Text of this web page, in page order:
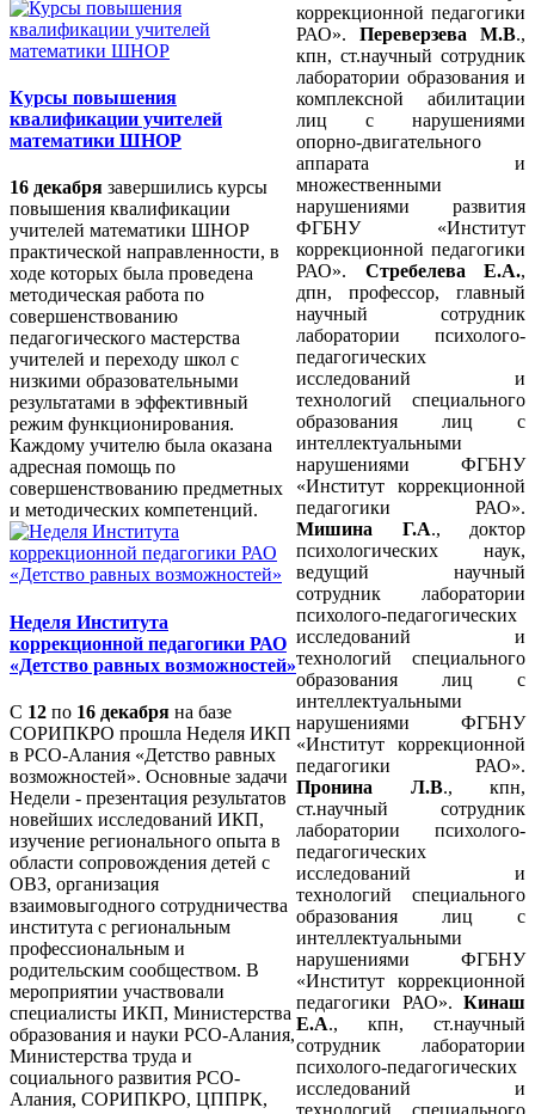
Курсы повышения
квалификации учителей
математики ШНОР
16 декабря завершились курсы
повышения квалификации
учителей математики ШНОР
практической направленности, в
ходе которых была проведена
методическая работа по
совершенствованию
педагогического мастерства
учителей и переходу школ с
низкими образовательными
результатами в эффективный
режим функционирования.
Каждому учителю была оказана
адресная помощь по
совершенствованию предметных
и методических компетенций.
Неделя Института
коррекционной педагогики РАО
«Детство равных возможностей»
С 12 по 16 декабря на базе
СОРИПКРО прошла Неделя ИКП
в РСО-Алания «Детство равных
возможностей». Основные задачи
Недели - презентация результатов
новейших исследований ИКП,
изучение регионального опыта в
области сопровождения детей с
ОВЗ, организация
взаимовыгодного сотрудничества
института с региональным
профессиональным и
родительским сообществом. В
мероприятии участвовали
специалисты ИКП, Министерства
образования и науки РСО-Алания,
Министерства труда и
социального развития РСО-
Алания, СОРИПКРО, ЦППРК,
коррекционной педагогики
РАО». Переверзева М.В.,
кпн, ст.научный сотрудник
лаборатории образования и
комплексной абилитации
лиц с нарушениями
опорно-двигательного
аппарата и
множественными
нарушениями развития
ФГБНУ «Институт
коррекционной педагогики
РАО». Стребелева Е.А.,
дпн, профессор, главный
научный сотрудник
лаборатории психолого-
педагогических
исследований и
технологий специального
образования лиц с
интеллектуальными
нарушениями ФГБНУ
«Институт коррекционной
педагогики РАО».
Мишина Г.А., доктор
психологических наук,
ведущий научный
сотрудник лаборатории
психолого-педагогических
исследований и
технологий специального
образования лиц с
интеллектуальными
нарушениями ФГБНУ
«Институт коррекционной
педагогики РАО».
Пронина Л.В., кпн,
ст.научный сотрудник
лаборатории психолого-
педагогических
исследований и
технологий специального
образования лиц с
интеллектуальными
нарушениями ФГБНУ
«Институт коррекционной
педагогики РАО». Кинаш
Е.А., кпн, ст.научный
сотрудник лаборатории
психолого-педагогических
исследований и
технологий специального